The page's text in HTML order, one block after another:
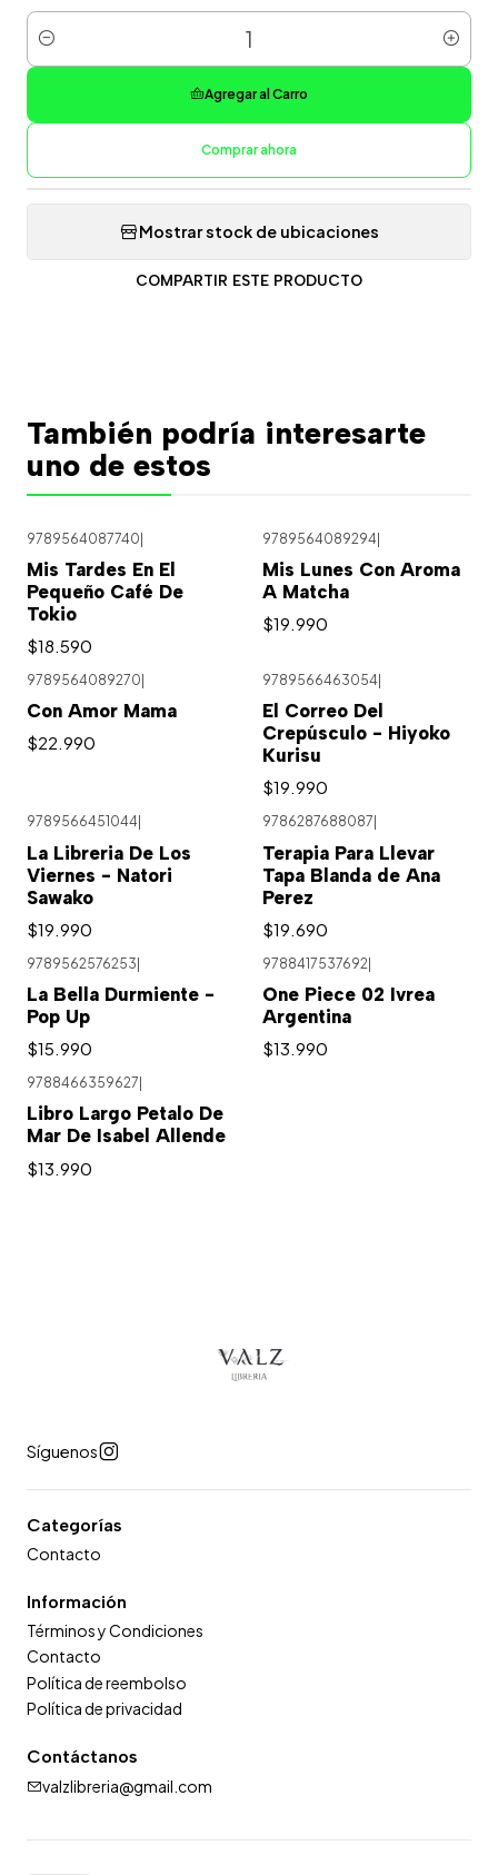
Cantidad
Agregar al Carro
Comprar ahora
Mostrar stock de ubicaciones
COMPARTIR ESTE PRODUCTO
También podría interesarte
uno de estos
9789564087740|
Mis Tardes En El
Pequeño Café De
Tokio
$18.590
9789564089294|
Mis Lunes Con Aroma
A Matcha
$19.990
9789564089270
Con Amor Mama
$22.990
9789566463054
El Correo Del
Crepúsculo - Hiyoko
Kurisu
$19.990
9789566451044
La Libreria De Los
Viernes - Natori
Sawako
$19.990
9786287688087
Terapia Para Llevar
Tapa Blanda de Ana
Perez
$19.690
9789562576253
La Bella Durmiente -
Pop Up
$15.990
9788417537692
One Piece 02 Ivrea
Argentina
$13.990
9788466359627
Libro Largo Petalo De
Mar De Isabel Allende
$13.990
Síguenos
Categorías
Contacto
Información
Términos y Condiciones
Contacto
Política de reembolso
Política de privacidad
Contáctanos
valzlibreria@gmail.com